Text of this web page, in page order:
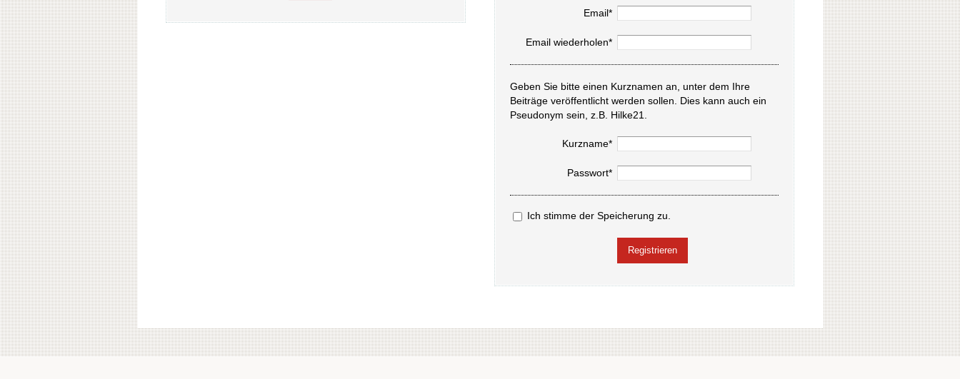
Email*
Email wiederholen*
Geben Sie bitte einen Kurznamen an, unter dem Ihre
Beiträge veröffentlicht werden sollen. Dies kann auch ein
Pseudonym sein, z.B. Hilke21.
Kurzname*
Passwort*
Ich stimme der Speicherung zu.